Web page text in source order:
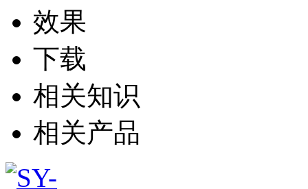
效果
下载
相关知识
相关产品